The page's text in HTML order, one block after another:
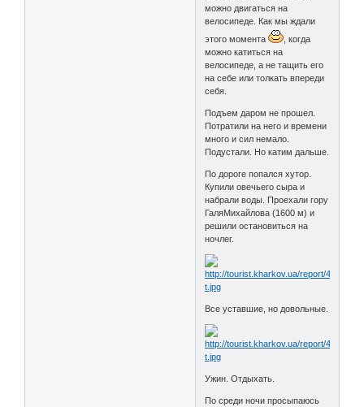
можно двигаться на
велосипеде. Как мы ждали
этого момента
, когда
можно катиться на
велосипеде, а не тащить его
на себе или толкать впереди
себя.
Подъем даром не прошел.
Потратили на него и времени
много и сил немало.
Подустали. Но катим дальше.
По дороге попался хутор.
Купили овечьего сыра и
набрали воды. Проехали гору
ГаляМихайлова (1600 м) и
решили остановиться на
ночлег.
Все уставшие, но довольные.
Ужин. Отдыхать.
По среди ночи просыпаюсь